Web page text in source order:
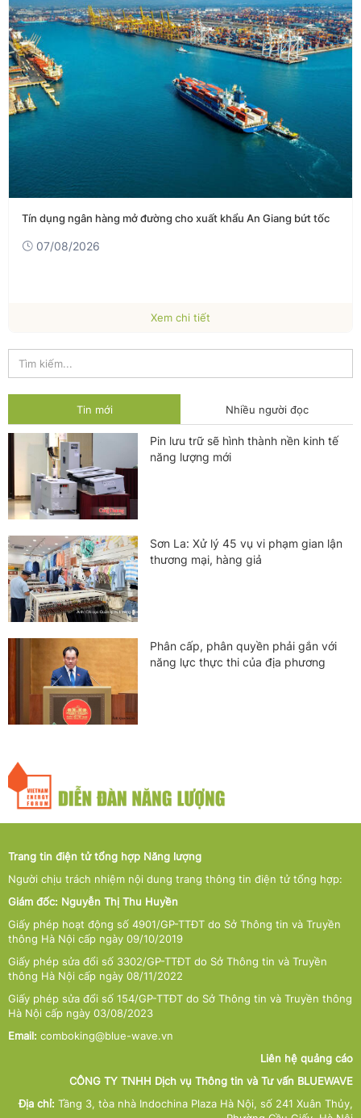
Tín dụng ngân hàng mở đường cho xuất khẩu An Giang bứt tốc
07/08/2026
Xem chi tiết
Tin mới Nhiều người đọc
Pin lưu trữ sẽ hình thành nền kinh tế
năng lượng mới
Sơn La: Xử lý 45 vụ vi phạm gian lận
thương mại, hàng giả
Phân cấp, phân quyền phải gắn với
năng lực thực thi của địa phương
Trang tin điện tử tổng hợp Năng lượng
Người chịu trách nhiệm nội dung trang thông tin điện tử tổng hợp:
Giám đốc: Nguyễn Thị Thu Huyền
Giấy phép hoạt động số 4901/GP-TTĐT do Sở Thông tin và Truyền
thông Hà Nội cấp ngày 09/10/2019
Giấy phép sửa đổi số 3302/GP-TTĐT do Sở Thông tin và Truyền
thông Hà Nội cấp ngày 08/11/2022
Giấy phép sửa đổi số 154/GP-TTĐT do Sở Thông tin và Truyền thông
Hà Nội cấp ngày 03/08/2023
Email: comboking@blue-wave.vn
Liên hệ quảng cáo
CÔNG TY TNHH Dịch vụ Thông tin và Tư vấn BLUEWAVE
Địa chỉ: Tầng 3, tòa nhà Indochina Plaza Hà Nội, số 241 Xuân Thủy,